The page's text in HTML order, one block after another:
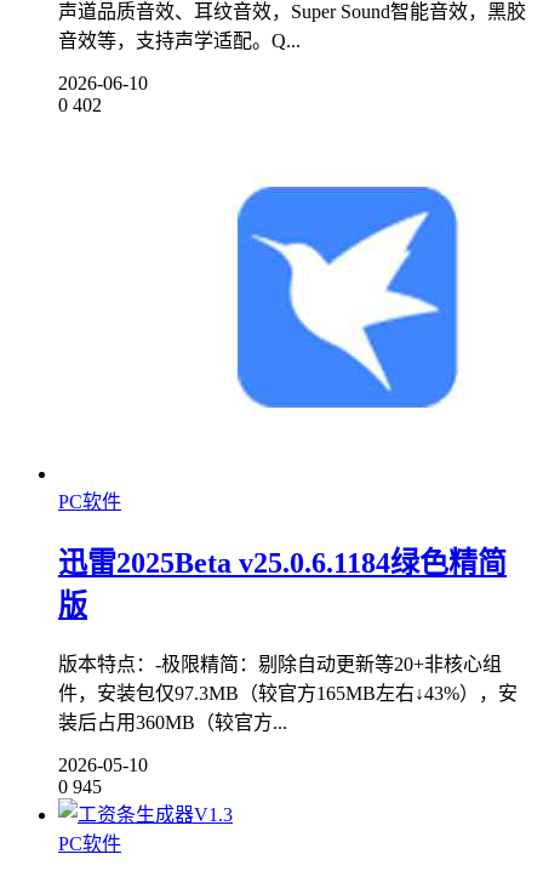
声道品质音效、耳纹音效，Super Sound智能音效，黑胶
音效等，支持声学适配。Q...
2026-06-10
0 402
PC软件
迅雷2025Beta v25.0.6.1184绿色精简
版
版本特点：-极限精简：剔除自动更新等20+非核心组
件，安装包仅97.3MB（较官方165MB左右↓43%），安
装后占用360MB（较官方...
2026-05-10
0 945
PC软件